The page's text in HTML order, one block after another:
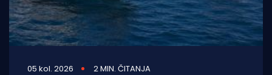
05 kol. 2026 2 MIN. ČITANJA